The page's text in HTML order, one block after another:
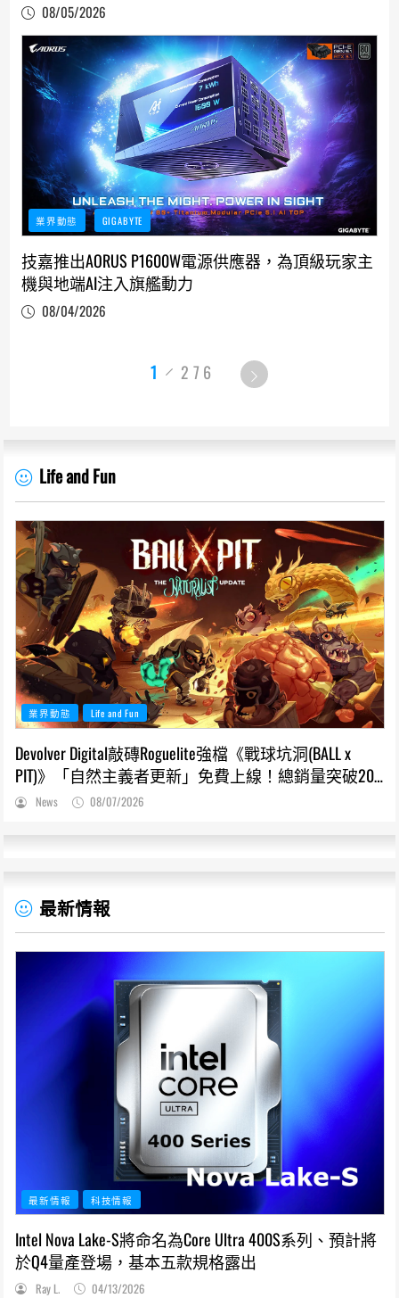
08/05/2026
業界動態 GIGABYTE
技嘉推出AORUS P1600W電源供應器，為頂級玩家主
機與地端AI注入旗艦動力
08/04/2026
1 276
Life and Fun
業界動態 Life and Fun
Devolver Digital敲磚Roguelite強檔《戰球坑洞(BALL x
PIT)》「自然主義者更新」免費上線！總銷量突破200
萬份，遊戲史低66折熱銷中
News 08/07/2026
最新情報
最新情報 科技情報
Intel Nova Lake-S將命名為Core Ultra 400S系列、預計將
於Q4量產登場，基本五款規格露出
Ray L. 04/13/2026